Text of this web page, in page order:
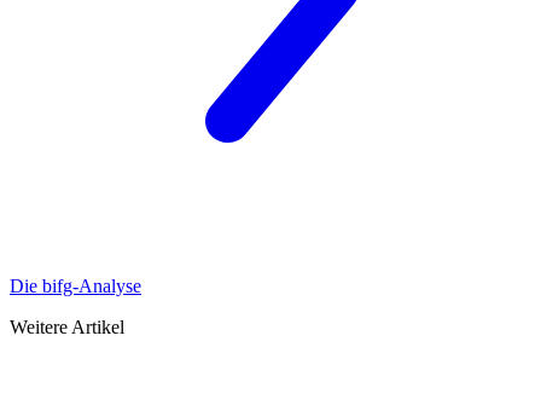
Die bifg-Analyse
Weitere Artikel